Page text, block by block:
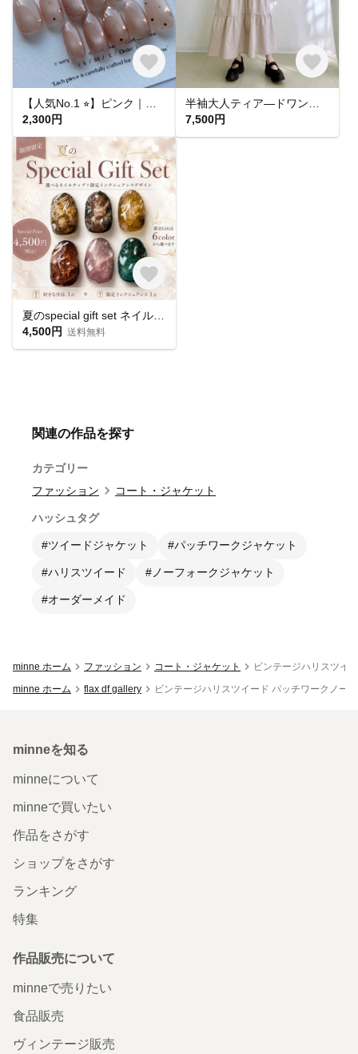
2,300円
7,500円
4,500円 送料無料
関連の作品を探す
カテゴリー
ファッション
コート・ジャケット
ハッシュタグ
#ツイードジャケット #パッチワークジャケット
#ハリスツイード #ノーフォークジャケット
#オーダーメイド
minne ホーム ファッション コート・ジャケット
ビンテージハリスツイ
minne ホーム
flax df gallery ビンテージハリスツイード パッチワークノー
minneを知る
minneについて
minneで買いたい
作品をさがす
ショップをさがす
ランキング
特集
作品販売について
minneで売りたい
食品販売
ヴィンテージ販売